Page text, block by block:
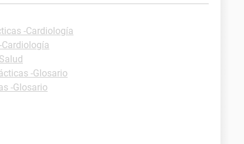
-Cardiología
-Glosario
-Glosario